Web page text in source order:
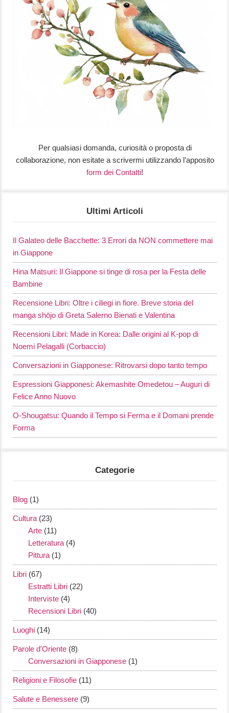
Per qualsiasi domanda, curiosità o proposta di
collaborazione, non esitate a scrivermi utilizzando l’apposito
form dei Contatti!
Ultimi Articoli
Il Galateo delle Bacchette: 3 Errori da NON commettere mai
in Giappone
Hina Matsuri: Il Giappone si tinge di rosa per la Festa delle
Bambine
Recensione Libri: Oltre i ciliegi in fiore. Breve storia del
manga shōjo di Greta Salerno Bienati e Valentina
Recensioni Libri: Made in Korea: Dalle origini al K-pop di
Noemi Pelagalli (Corbaccio)
Conversazioni in Giapponese: Ritrovarsi dopo tanto tempo
Espressioni Giapponesi: Akemashite Omedetou – Auguri di
Felice Anno Nuovo
O-Shougatsu: Quando il Tempo si Ferma e il Domani prende
Forma
Categorie
Blog (1)
Cultura (23)
Arte (11)
Letteratura (4)
Pittura (1)
Libri (67)
Estratti Libri (22)
Interviste (4)
Recensioni Libri (40)
Luoghi (14)
Parole d'Oriente (8)
Conversazioni in Giapponese (1)
Religioni e Filosofie (11)
Salute e Benessere (9)